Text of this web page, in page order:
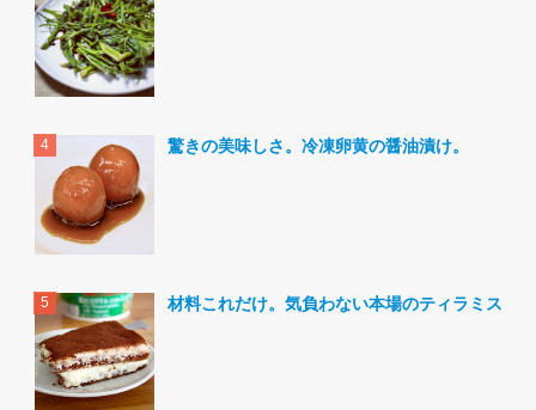
驚きの美味しさ。冷凍卵黄の醤油漬け。
材料これだけ。気負わない本場のティラミス。